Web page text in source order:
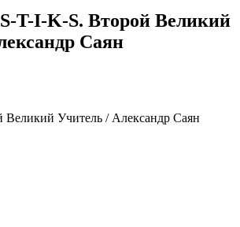
T-I-K-S. Второй Великий
Саян